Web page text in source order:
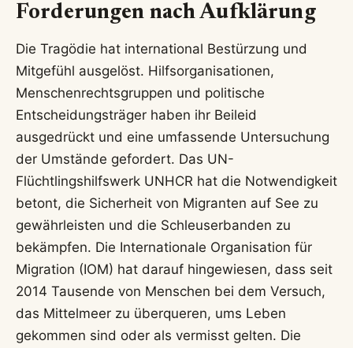
Forderungen nach Aufklärung
Die Tragödie hat international Bestürzung und
Mitgefühl ausgelöst. Hilfsorganisationen,
Menschenrechtsgruppen und politische
Entscheidungsträger haben ihr Beileid
ausgedrückt und eine umfassende Untersuchung
der Umstände gefordert. Das UN-
Flüchtlingshilfswerk UNHCR hat die Notwendigkeit
betont, die Sicherheit von Migranten auf See zu
gewährleisten und die Schleuserbanden zu
bekämpfen. Die Internationale Organisation für
Migration (IOM) hat darauf hingewiesen, dass seit
2014 Tausende von Menschen bei dem Versuch,
das Mittelmeer zu überqueren, ums Leben
gekommen sind oder als vermisst gelten. Die